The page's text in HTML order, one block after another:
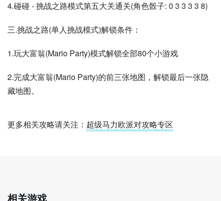
4.碰碰 - 挑战之路模式第五大关通关(角色骰子: 0 3 3 3 3 8)
三.挑战之路(单人挑战模式)解锁条件：
1.玩大富翁(Mario Party)模式解锁全部80个小游戏
2.完成大富翁(Mario Party)的前三张地图，解锁最后一张隐
藏地图。
更多相关攻略请关注： 超级马力欧派对攻略专区
相关游戏